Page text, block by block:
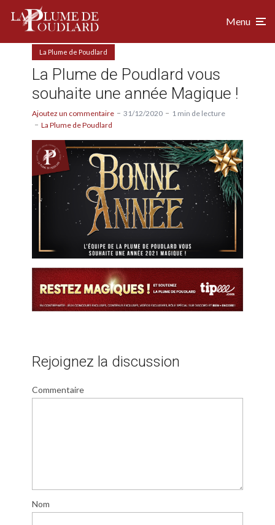
Menu
La Plume de Poudlard
La Plume de Poudlard vous
souhaite une année Magique !
Ajoutez un commentaire 31/12/2020
1 min de lecture
La Plume de Poudlard
Rejoignez la discussion
Commentaire
Nom